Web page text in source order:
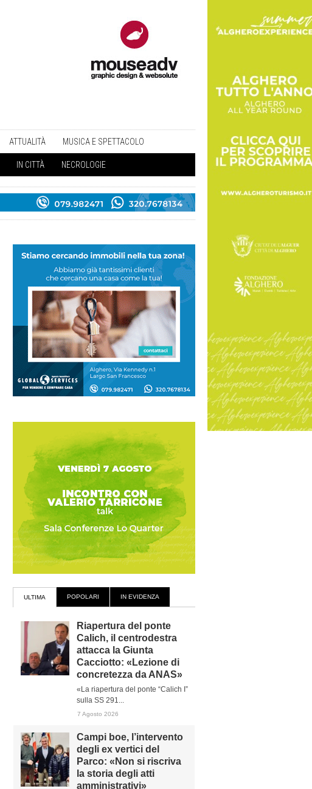
ATTUALITÀ MUSICA E SPETTACOLO
IN CITTÀ NECROLOGIE
ULTIMA POPOLARI IN EVIDENZA
Riapertura del ponte
Calich, il centrodestra
attacca la Giunta
Cacciotto: «Lezione di
concretezza da ANAS»
«La riapertura del ponte “Calich I”
sulla SS 291...
7 Agosto 2026
Campi boe, l’intervento
degli ex vertici del
Parco: «Non si riscriva
la storia degli atti
amministrativi»